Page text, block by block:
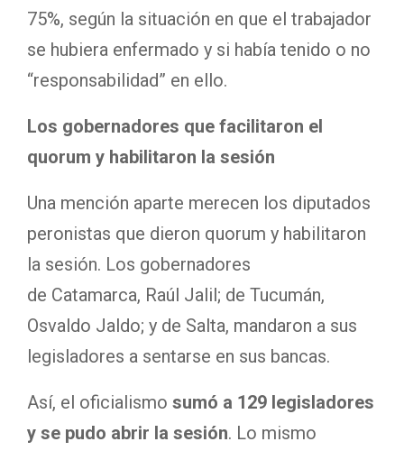
75%, según la situación en que el trabajador
se hubiera enfermado y si había tenido o no
“responsabilidad” en ello.
Los gobernadores que facilitaron el
quorum y habilitaron la sesión
Una mención aparte merecen los diputados
peronistas que dieron quorum y habilitaron
la sesión. Los gobernadores
de Catamarca, Raúl Jalil; de Tucumán,
Osvaldo Jaldo; y de Salta, mandaron a sus
legisladores a sentarse en sus bancas.
Así, el oficialismo sumó a 129 legisladores
y se pudo abrir la sesión. Lo mismo